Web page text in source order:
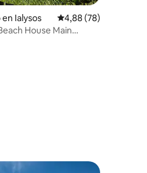
100 evaluaciones
Ialysos Calificación
4,88 (78)
House Main